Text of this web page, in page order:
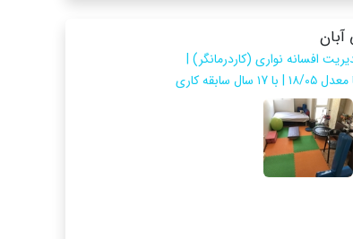
آبان
افسانه نواری (کاردرمانگر) |
کاری